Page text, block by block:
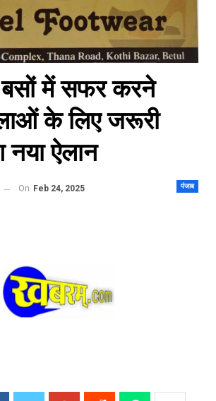
बसों में सफर करने
के लिए जरूरी
ऐलान
पंजाब
On Feb 24, 2025